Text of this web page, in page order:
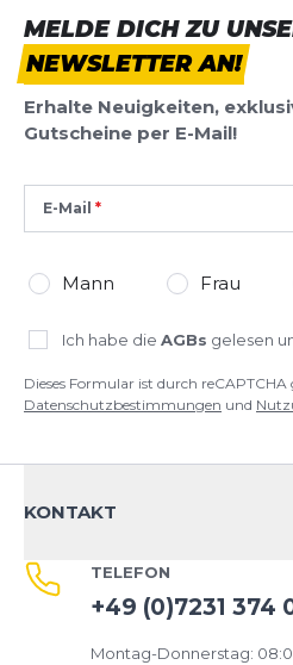
Dieses Formular ist durch
Datenschutzbestimmungenund
Google.
MELDE DICH ZU
NEWSLETTER AN!
Erhalte Neuigkeiten,
Gutscheine per E-Mail!
E-Mail
Mann Frau
Ich habe die AGBs gelesen
Dieses Formular ist durch reCAPTCHA
Datenschutzbestimmungen und
KONTAKT
TELEFON
+49 (0)7231 374
Montag-Donnerstag: